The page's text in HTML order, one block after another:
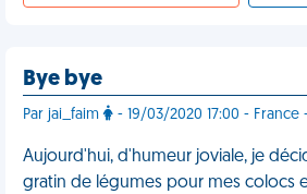
Bye bye
Par jai_faim - 19/03/2020 17:00 - France
Aujourd'hui, d'humeur joviale, je
gratin de légumes pour mes colocs